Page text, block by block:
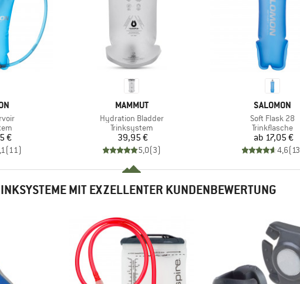
€
(11)
MARKE
MAMMUT
Artikel
Hydration Bladder
Produktgruppe
Trinksystem
Preis
39,95 €
5,0(3)
MARKE
SALOMON
Artikel
Soft Flask 28
Produktgruppe
Trinkflasche
Preis
ab 17,05 €
4,6(13
MIT EXZELLENTER KUNDENBEWERTUNG